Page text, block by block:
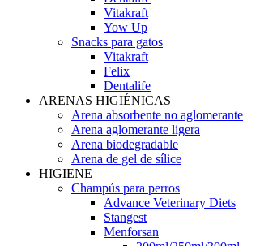
Vitakraft
Yow Up
Snacks para gatos
Vitakraft
Felix
Dentalife
ARENAS HIGIÉNICAS
Arena absorbente no aglomerante
Arena aglomerante ligera
Arena biodegradable
Arena de gel de sílice
HIGIENE
Champús para perros
Advance Veterinary Diets
Stangest
Menforsan